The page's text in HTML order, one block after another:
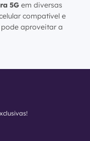
5G em diversas
compatível e
aproveitar a